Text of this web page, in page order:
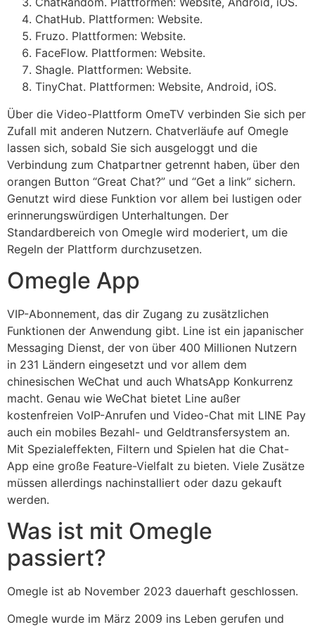
ChatHub. Plattformen: Website.
Fruzo. Plattformen: Website.
FaceFlow. Plattformen: Website.
Shagle. Plattformen: Website.
TinyChat. Plattformen: Website, Android, iOS.
Über die Video-Plattform OmeTV verbinden Sie sich per
Zufall mit anderen Nutzern. Chatverläufe auf Omegle
lassen sich, sobald Sie sich ausgeloggt und die
Verbindung zum Chatpartner getrennt haben, über den
orangen Button “Great Chat?” und “Get a link” sichern.
Genutzt wird diese Funktion vor allem bei lustigen oder
erinnerungswürdigen Unterhaltungen. Der
Standardbereich von Omegle wird moderiert, um die
Regeln der Plattform durchzusetzen.
Omegle App
VIP-Abonnement, das dir Zugang zu zusätzlichen
Funktionen der Anwendung gibt. Line ist ein japanischer
Messaging Dienst, der von über 400 Millionen Nutzern
in 231 Ländern eingesetzt und vor allem dem
chinesischen WeChat und auch WhatsApp Konkurrenz
macht. Genau wie WeChat bietet Line außer
kostenfreien VoIP-Anrufen und Video-Chat mit LINE Pay
auch ein mobiles Bezahl- und Geldtransfersystem an.
Mit Spezialeffekten, Filtern und Spielen hat die Chat-
App eine große Feature-Vielfalt zu bieten. Viele Zusätze
müssen allerdings nachinstalliert oder dazu gekauft
werden.
Was ist mit Omegle
passiert?
Omegle ist ab November 2023 dauerhaft geschlossen.
Omegle wurde im März 2009 ins Leben gerufen und